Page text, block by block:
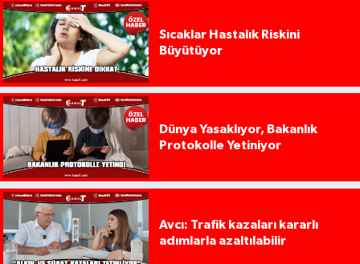
Sıcaklar Hastalık Riskini
Büyütüyor
Dünya Yasaklıyor, Bakanlık
Protokolle Yetiniyor
Avcı: Trafik kazaları kararlı
adımlarla azaltılabilir